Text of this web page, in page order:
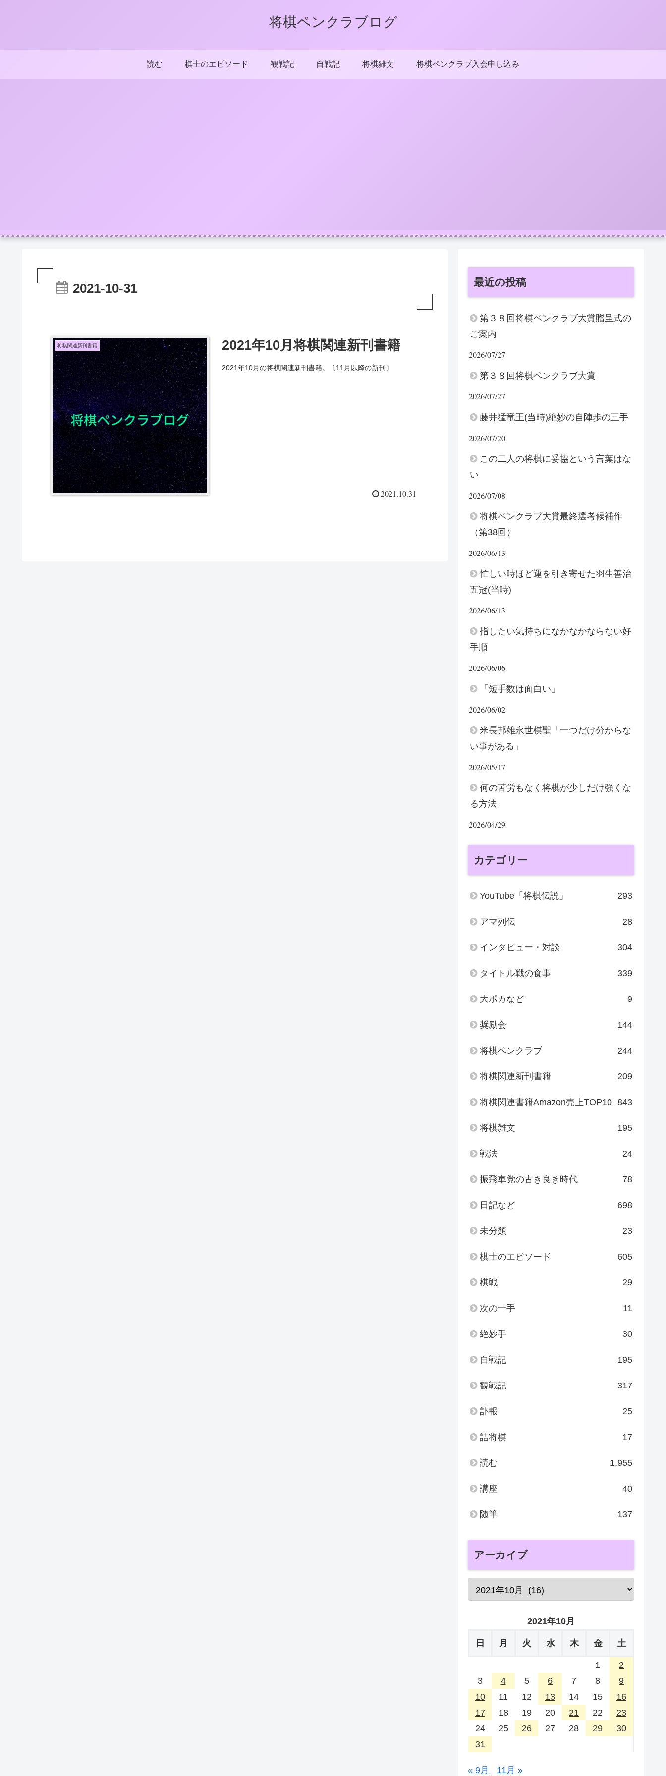
将棋ペンクラブログ
読む 棋士のエピソード 観戦記 自戦記 将棋雑文 将棋ペンクラブ入会申し込み
2021-10-31
将棋関連新刊書籍 2021年10月将棋関連新刊書籍
2021年10月の将棋関連新刊書籍。〔11月以降の新刊〕
2021.10.31
最近の投稿
第３８回将棋ペンクラブ大賞贈呈式の
ご案内
2026/07/27
第３８回将棋ペンクラブ大賞
2026/07/27
藤井猛竜王(当時)絶妙の自陣歩の三手
2026/07/20
この二人の将棋に妥協という言葉はな
い
2026/07/08
将棋ペンクラブ大賞最終選考候補作
（第38回）
2026/06/13
忙しい時ほど運を引き寄せた羽生善治
五冠(当時)
2026/06/13
指したい気持ちになかなかならない好
手順
2026/06/06
「短手数は面白い」
2026/06/02
米長邦雄永世棋聖「一つだけ分からな
い事がある」
2026/05/17
何の苦労もなく将棋が少しだけ強くな
る方法
2026/04/29
カテゴリー
YouTube「将棋伝説」 293
アマ列伝 28
インタビュー・対談 304
タイトル戦の食事 339
大ポカなど 9
奨励会 144
将棋ペンクラブ 244
将棋関連新刊書籍 209
将棋関連書籍Amazon売上TOP10 843
将棋雑文 195
戦法 24
振飛車党の古き良き時代 78
日記など 698
未分類 23
棋士のエピソード 605
棋戦 29
次の一手 11
絶妙手 30
自戦記 195
観戦記 317
訃報 25
詰将棋 17
読む 1,955
講座 40
随筆 137
アーカイブ
2021年10月
日 月 火 水 木 金 土
1
2
3
4 5 6 7 8
9
10
11 12 13 14 15
16
17
18 19 20 21 22
23
24
25 26 27 28 29
30
31
« 9月 11月 »